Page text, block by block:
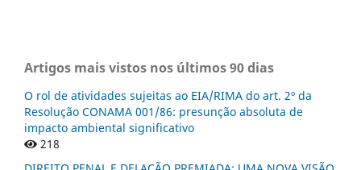
Artigos mais vistos nos últimos 90 dias
O rol de atividades sujeitas ao EIA/RIMA do art. 2º da
Resolução CONAMA 001/86: presunção absoluta de
impacto ambiental significativo
218